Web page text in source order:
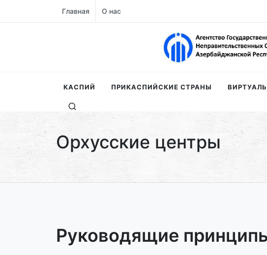
Главная О нас
КАСПИЙ ПРИКАСПИЙСКИЕ СТРАНЫ
Орхусские центры
Руководящие